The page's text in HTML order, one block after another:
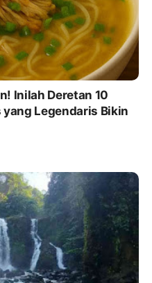
Inilah Deretan 10
Legendaris Bikin